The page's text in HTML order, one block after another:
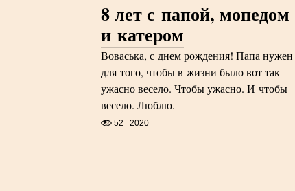
8 лет с папой, мопедом
и катером
Воваська, с днем рождения! Папа нужен
для того, чтобы в жизни было вот так —
ужасно весело. Чтобы ужасно. И чтобы
весело. Люблю.
52 2020